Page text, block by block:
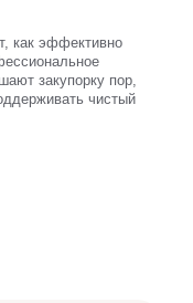
как эффективно
закупорку пор,
чистый